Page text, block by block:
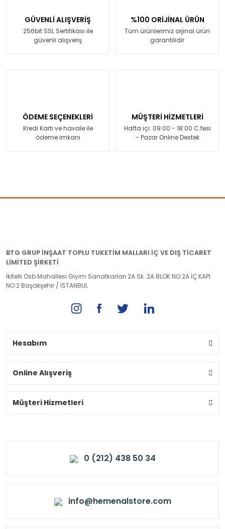
GÜVENLİ ALIŞVERİŞ
256bit SSL Sertifikası ile
güvenli alışveriş
%100 ORİJİNAL ÜRÜN
Tüm ürünlerimiz orjinal ürün
garantilidir
ÖDEME SEÇENEKLERİ
Kredi Kartı ve havale ile
ödeme imkanı
MÜŞTERİ HİZMETLERİ
Hafta içi: 09:00 - 18:00 C.tesi
- Pazar Online Destek
BTG GRUP İNŞAAT TOPLU TUKETİM MALLARI İÇ VE DIŞ TİCARET
LİMİTED ŞİRKETİ
İkitelli Osb Mahallesi Giyim Sanatkarları 2A Sk. 2A BLOK NO:2A İÇ KAPI
NO:2 Başakşehir / İSTANBUL
Hesabım
Online Alışveriş
Müşteri Hizmetleri
0 (212) 438 50 34
info@hemenalstore.com